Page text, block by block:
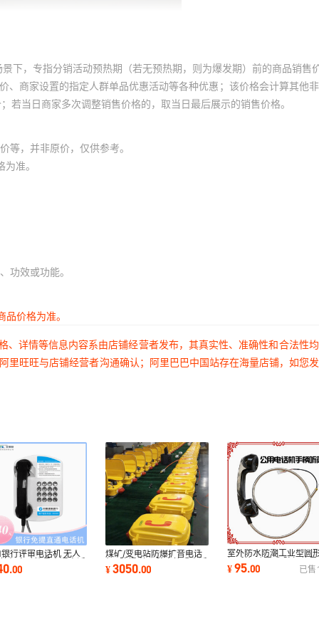
下，专指分销活动预热期（若无预热期，则为爆发期）前的商品销售
商家设置的指定人群单品优惠活动等各种优惠；该价格会计算其他
当日商家多次调整销售价格的，取当日最后展示的销售价格。
等，并非原价，仅供参考。
准。
功效或功能。
价格为准。
详情等信息内容系由店铺经营者发布，其真实性、准确性和合法性
旺旺与店铺经营者沟通确认；阿里巴巴中国站存在海量店铺，如您
行评审电话机 无人
机自动拨号直通电话
专线
.00
煤矿/变电站防爆扩音电话
机+防爆喇叭 防水抗噪电话
机+防爆警灯
¥3050.00
室外防水防潮工业型圆
柄听筒 动圈式/驻极体
手柄听筒
¥95.00 已售